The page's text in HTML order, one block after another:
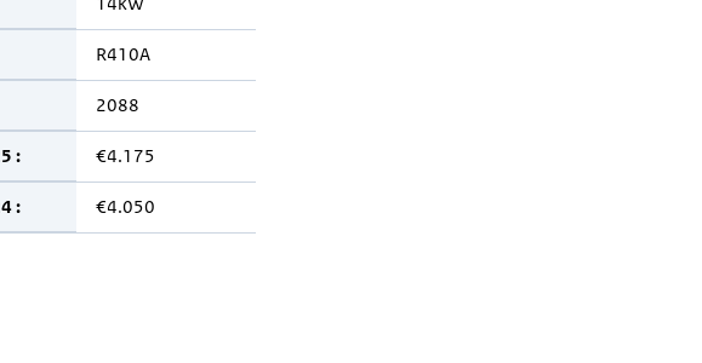
R410A
2088
: €4.175
: €4.050